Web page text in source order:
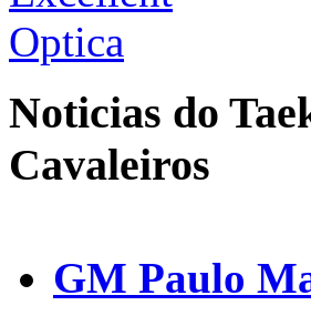
Noticias do
Cavaleiros
GM Paulo